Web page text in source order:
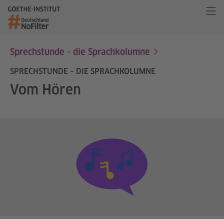
Sprechstunde - die Sprachkolumne
SPRECHSTUNDE – DIE SPRACHKOLUMNE
Vom Hören